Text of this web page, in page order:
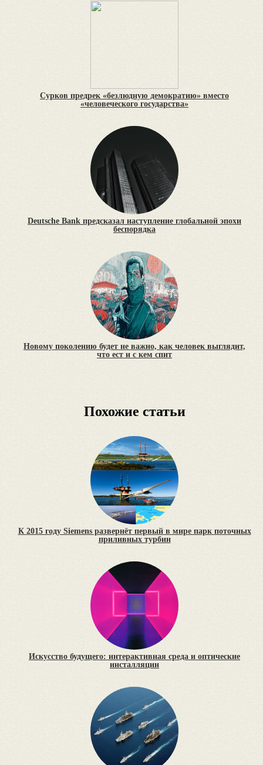
Сурков предрек «безлюдную демократию» вместо
«человеческого государства»
Deutsche Bank предсказал наступление глобальной эпохи
беспорядка
Новому поколению будет не важно, как человек выглядит,
что ест и с кем спит
Похожие статьи
К 2015 году Siemens развернёт первый в мире парк поточных
приливных турбин
Искусство будущего: интерактивная среда и оптические
инсталляции